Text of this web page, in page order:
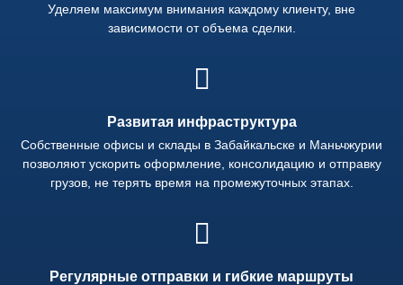
Уделяем максимум внимания каждому клиенту, вне
зависимости от объема сделки.
Развитая инфраструктура
Собственные офисы и склады в Забайкальске и Маньчжурии
позволяют ускорить оформление, консолидацию и отправку
грузов, не терять время на промежуточных этапах.
Регулярные отправки и гибкие маршруты